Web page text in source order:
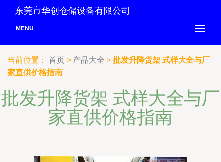
东莞市华创仓储设备有限公司
MENU
当前位置： 首页 > 产品大全 > 批发升降货架 式样大全与厂
家直供价格指南
批发升降货架 式样大全与厂
家直供价格指南